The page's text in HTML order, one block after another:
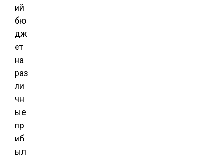
ий
бю
дж
ет
на
раз
ли
чн
ые
пр
иб
ыл